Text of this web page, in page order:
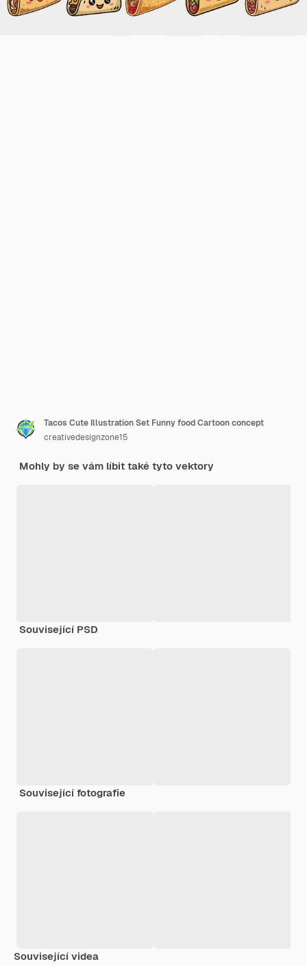
Tacos Cute Illustration Set Funny food Cartoon concept
creativedesignzone15
Mohly by se vám líbit také tyto vektory
Související PSD
Související fotografie
Související videa